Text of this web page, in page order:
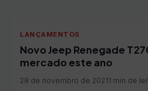
LANÇAMENTOS
Novo Jeep Renegade
mercado este ano
28 de novembro de 20211 min de